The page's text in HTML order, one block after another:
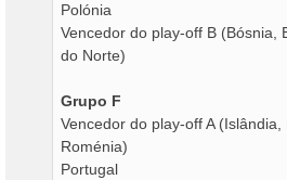
Polónia
Vencedor do play-off B (Bósnia,
do Norte)
Grupo F
Vencedor do play-off A
Roménia)
Portugal